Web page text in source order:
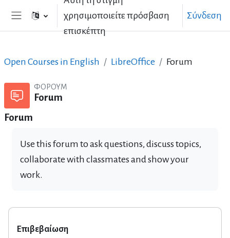
Μετάβαση στο κεντρικό περιεχόμενο
Πλευρικός πίνακας
χρησιμοποιείτε πρόσβαση
επισκέπτη
Σύνδεση
Open Courses in English LibreOffice Forum
ΦΌΡΟΥΜ
Forum
Forum
Use this forum to ask questions, discuss topics,
collaborate with classmates and show your
work.
Επιβεβαίωση